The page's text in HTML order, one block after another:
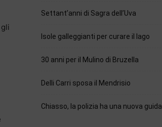
Settant’anni di Sagra dell’Uva
Isole galleggianti per curare il lago
30 anni per il Mulino di Bruzella
Delli Carri sposa il Mendrisio
Chiasso, la polizia ha una nuova guida